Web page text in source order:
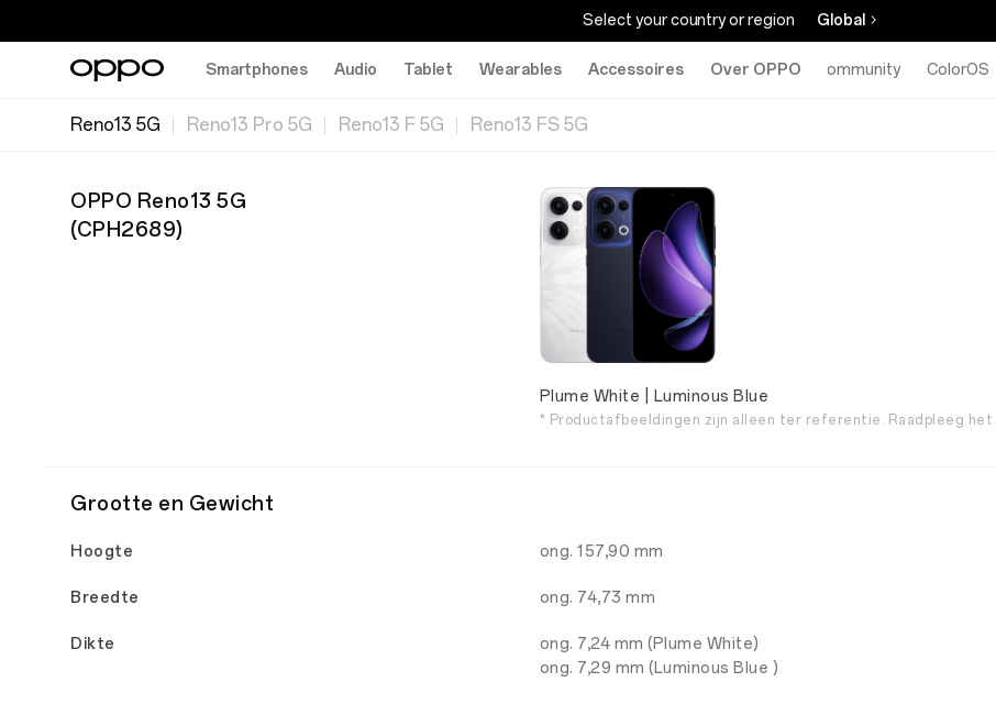
Select your country or region Global
Smartphones Audio Tablet Wearables Accessoires Over OPPO Community ColorOS
Reno13 5G Reno13 Pro 5G Reno13 F 5G Reno13 FS 5G
OPPO Reno13 5G
(CPH2689)
Plume White | Luminous Blue
* Productafbeeldingen zijn alleen ter referentie. Raadpleeg het
Grootte en Gewicht
Hoogte ong. 157,90 mm
Breedte ong. 74,73 mm
Dikte
ong. 7,24 mm (Plume White)
ong. 7,29 mm (Luminous Blue )